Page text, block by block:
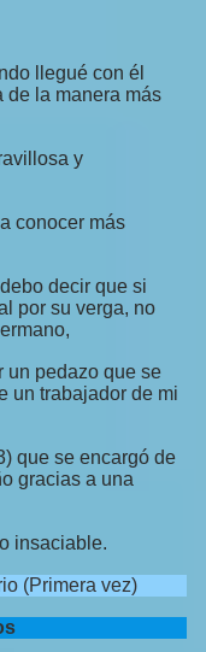
llegué con él
de la manera más
y
conocer más
decir que si
por su verga, no
un pedazo que se
un trabajador de mi
que se encargó de
gracias a una
insaciable.
(Primera vez)